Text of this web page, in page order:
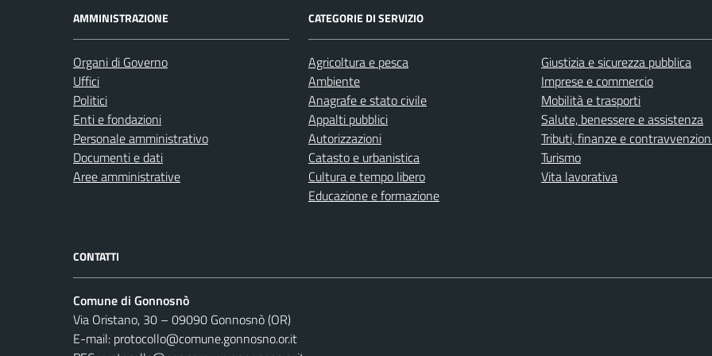
AMMINISTRAZIONE
Organi di Governo
Uffici
Politici
Enti e fondazioni
Personale amministrativo
Documenti e dati
Aree amministrative
CATEGORIE DI SERVIZIO
Agricoltura e pesca
Ambiente
Anagrafe e stato civile
Appalti pubblici
Autorizzazioni
Catasto e urbanistica
Cultura e tempo libero
Educazione e formazione
Giustizia e sicurezza pubblica
Imprese e commercio
Mobilità e trasporti
Salute, benessere e assistenza
Tributi, finanze e
Turismo
Vita lavorativa
CONTATTI
Comune di Gonnosnò
Via Oristano, 30 – 09090 Gonnosnò (OR)
E-mail: protocollo@comune.gonnosno.or.it